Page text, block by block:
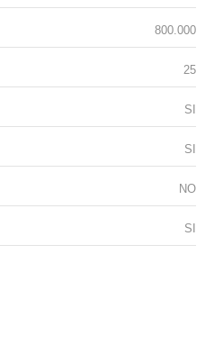
800.000
25
SI
SI
NO
SI